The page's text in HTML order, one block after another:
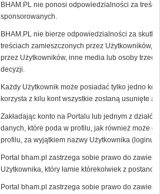
BHAM.PL nie ponosi odpowiedzialności za treści
sponsorowanych.
BHAM.PL nie bierze odpowiedzialności za
treściach zamieszczonych przez Użytkowników,
przez Użytkowników, inne media lub osoby
decyzji.
Każdy Użytkownik może posiadać tylko jedno
korzysta z kilu kont wszystkie zostaną usunięte
Zakładając konto na Portalu lub jednym z
danych, które poda w profilu, jak również może
profilu, za wyjątkiem nazwy Użytkownika
Portal bham.pl zastrzega sobie prawo do
Użytkownika, który łamie którekolwiek z
Portal bham.pl zastrzega sobie prawo do